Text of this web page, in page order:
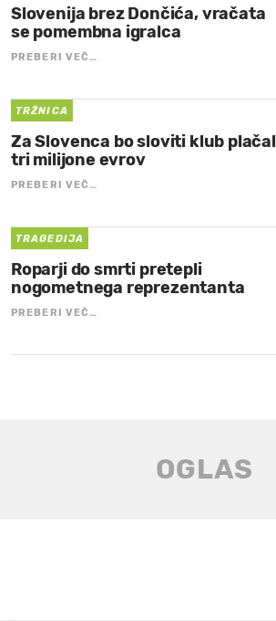
Slovenija brez Dončića, vračata
se pomembna igralca
PREBERI VEČ…
TRŽNICA
Za Slovenca bo sloviti klub plačal
tri milijone evrov
PREBERI VEČ…
TRAGEDIJA
Roparji do smrti pretepli
nogometnega reprezentanta
PREBERI VEČ…